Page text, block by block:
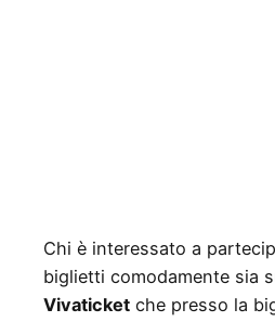
Chi è interessato a
biglietti comodamente sia
Vivaticket che presso la